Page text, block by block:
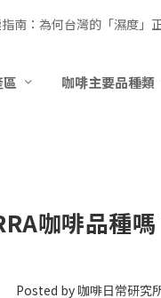
南：為何台灣的「濕度」
咖啡主要品種類
咖啡品種
Posted by 咖啡日常研究